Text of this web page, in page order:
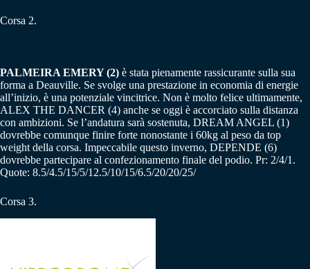
Corsa 2.
PALMEIRA EMERY (2) è stata pienamente rassicurante sulla sua
forma a Deauville. Se svolge una prestazione in economia di energie
all’inizio, è una potenziale vincitrice. Non è molto felice ultimamente,
ALEX THE DANCER (4) anche se oggi è accorciato sulla distanza
con ambizioni. Se l’andatura sarà sostenuta, DREAM ANGEL (1)
dovrebbe comunque finire forte nonostante i 60kg al peso da top
weight della corsa. Impeccabile questo inverno, DEPENDE (6)
dovrebbe partecipare al confezionamento finale del podio. Pr: 2/4/1.
Quote: 8.5/4.5/15/5/12.5/10/15/6.5/20/20/25/
Corsa 3.